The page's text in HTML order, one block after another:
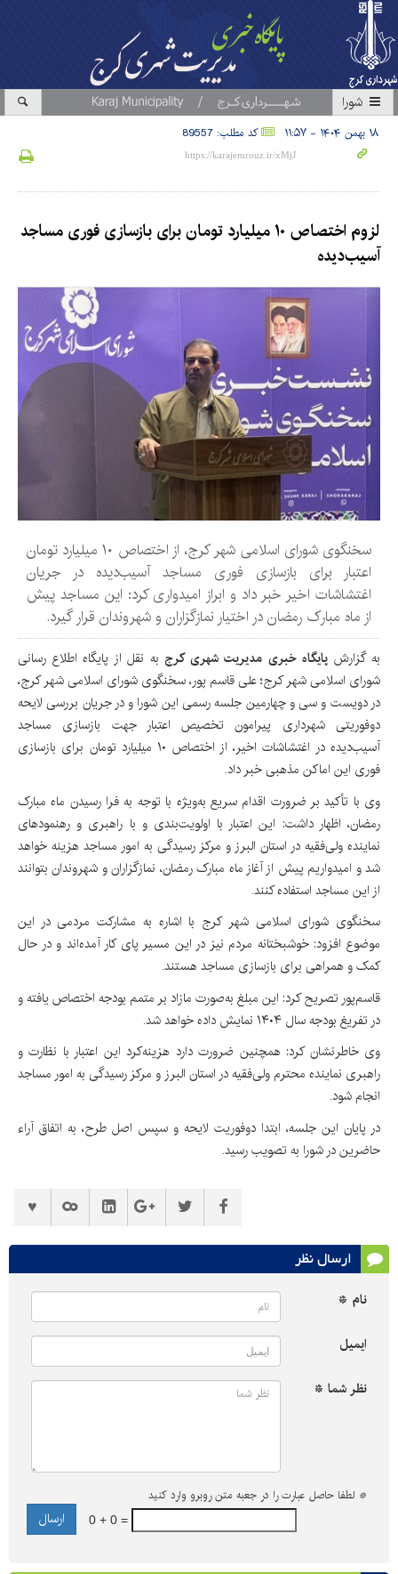
شورا
۱۸ بهمن ۱۴۰۴ - ۱۱:۵۷ کد مطلب: 89557
لزوم اختصاص ۱۰ میلیارد تومان برای بازسازی فوری مساجد
آسیب‌دیده
سخنگوی شورای اسلامی شهر کرج، از اختصاص ۱۰ میلیارد تومان
اعتبار برای بازسازی فوری مساجد آسیب‌دیده در جریان
اغتشاشات اخیر خبر داد و ابراز امیدواری کرد: این مساجد پیش
از ماه مبارک رمضان در اختیار نمازگزاران و شهروندان قرار گیرد.
به گزارش پایگاه خبری مدیریت شهری کرج به نقل از پایگاه اطلاع رسانی
شورای اسلامی شهر کرج؛ علی قاسم پور، سخنگوی شورای اسلامی شهر کرج،
در دویست‌ و سی‌ و چهارمین جلسه رسمی این شورا و در جریان بررسی لایحه
دوفوریتی شهرداری پیرامون تخصیص اعتبار جهت بازسازی مساجد
آسیب‌دیده در اغتشاشات اخیر، از اختصاص ۱۰ میلیارد تومان برای بازسازی
فوری این اماکن مذهبی خبر داد.
وی با تأکید بر ضرورت اقدام سریع به‌ویژه با توجه به فرا رسیدن ماه مبارک
رمضان، اظهار داشت: این اعتبار با اولویت‌بندی و با راهبری و رهنمودهای
نماینده ولی‌فقیه در استان البرز و مرکز رسیدگی به امور مساجد هزینه خواهد
شد و امیدواریم پیش از آغاز ماه مبارک رمضان، نمازگزاران و شهروندان بتوانند
از این مساجد استفاده کنند.
سخنگوی شورای اسلامی شهر کرج با اشاره به مشارکت مردمی در این
موضوع افزود: خوشبختانه مردم نیز در این مسیر پای کار آمده‌اند و در حال
کمک و همراهی برای بازسازی مساجد هستند.
قاسم‌پور تصریح کرد: این مبلغ به‌صورت مازاد بر متمم بودجه اختصاص یافته و
در تفریغ بودجه سال ۱۴۰۴ نمایش داده خواهد شد.
وی خاطرنشان کرد: همچنین ضرورت دارد هزینه‌کرد این اعتبار با نظارت و
راهبری نماینده محترم ولی‌فقیه در استان البرز و مرکز رسیدگی به امور مساجد
انجام شود.
در پایان این جلسه، ابتدا دوفوریت لایحه و سپس اصل طرح، به اتفاق آراء
حاضرین در شورا به تصویب رسید.
ارسال نظر
نام *
ایمیل
نظر شما *
* لطفا حاصل عبارت را در جعبه متن روبرو وارد کنید
0 + 0 =